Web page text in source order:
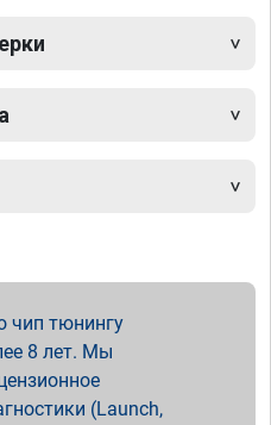
чип тюнингу
8 лет. Мы
(Launch,